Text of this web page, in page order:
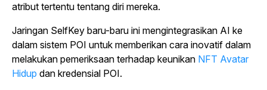
atribut tertentu tentang diri mereka.
Jaringan SelfKey baru-baru ini mengintegrasikan AI ke
dalam sistem POI untuk memberikan cara inovatif dalam
melakukan pemeriksaan terhadap keunikan NFT Avatar
Hidup dan kredensial POI.